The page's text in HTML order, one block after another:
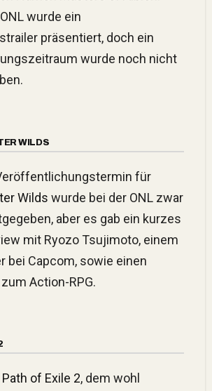
wurde ein
präsentiert, doch ein
wurde noch nicht
WILDS
für
Wilds wurde bei der ONL zwar
aber es gab ein kurzes
mit Ryozo Tsujimoto, einem
bei Capcom, sowie einen
Action-RPG.
Path of Exile 2, dem wohl